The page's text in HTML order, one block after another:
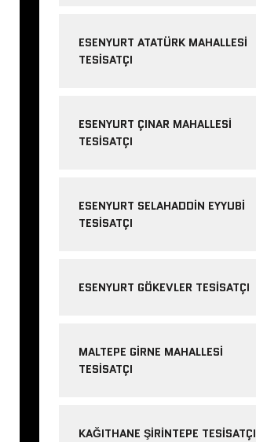
ESENYURT ATATÜRK MAHALLESI
TESISATÇI
ESENYURT ÇINAR MAHALLESI
TESISATÇI
ESENYURT SELAHADDIN EYYUBI
TESISATÇI
ESENYURT GÖKEVLER TESISATÇI
MALTEPE GIRNE MAHALLESI
TESISATÇI
KAĞITHANE ŞIRINTEPE TESISATÇI